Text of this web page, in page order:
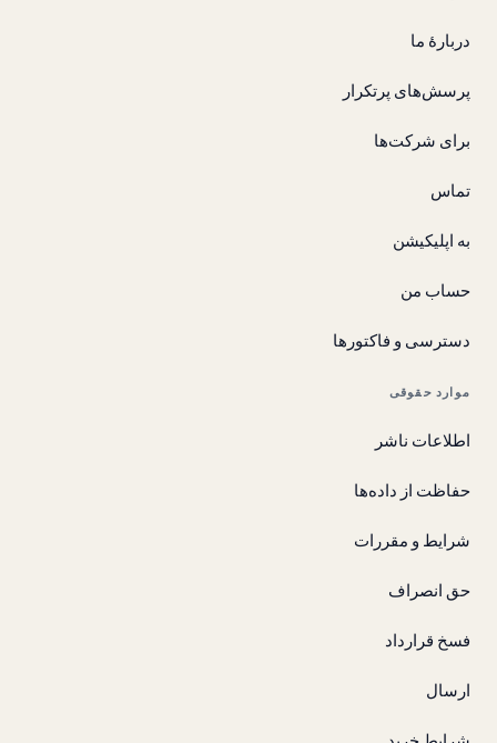
دربارهٔ ما
پرسش‌های پرتکرار
برای شرکت‌ها
تماس
به اپلیکیشن
حساب من
دسترسی و فاکتورها
موارد حقوقی
اطلاعات ناشر
حفاظت از داده‌ها
شرایط و مقررات
حق انصراف
فسخ قرارداد
ارسال